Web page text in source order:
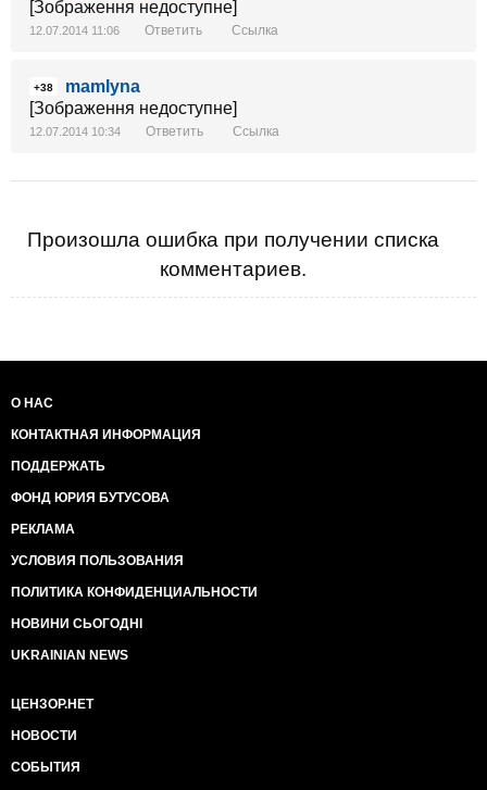
[Зображення недоступне]
12.07.2014 11:06 Ответить Ссылка
+38
mamlyna
[Зображення недоступне]
12.07.2014 10:34 Ответить Ссылка
Произошла ошибка при получении списка
комментариев.
О НАС
КОНТАКТНАЯ ИНФОРМАЦИЯ
ПОДДЕРЖАТЬ
ФОНД ЮРИЯ БУТУСОВА
РЕКЛАМА
УСЛОВИЯ ПОЛЬЗОВАНИЯ
ПОЛИТИКА КОНФИДЕНЦИАЛЬНОСТИ
НОВИНИ СЬОГОДНІ
UKRAINIAN NEWS
ЦЕНЗОР.НЕТ
НОВОСТИ
СОБЫТИЯ